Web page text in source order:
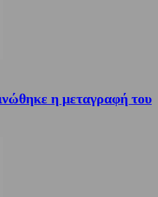
η μεταγραφή του